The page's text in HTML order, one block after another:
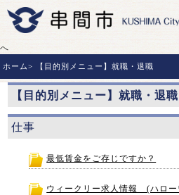
へ
ホーム> 【目的別メニュー】就職・退職
【目的別メニュー】就職・退職
仕事
最低賃金をご存じですか？
ウィークリー求人情報 (ハロー